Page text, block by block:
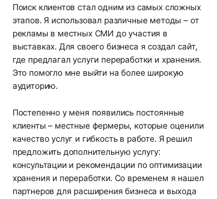
Поиск клиентов стал одним из самых сложных
этапов. Я использовал различные методы – от
рекламы в местных СМИ до участия в
выставках. Для своего бизнеса я создал сайт,
где предлагал услуги переработки и хранения.
Это помогло мне выйти на более широкую
аудиторию.
Постепенно у меня появились постоянные
клиенты – местные фермеры, которые оценили
качество услуг и гибкость в работе. Я решил
предложить дополнительную услугу:
консультации и рекомендации по оптимизации
хранения и переработки. Со временем я нашел
партнеров для расширения бизнеса и выхода